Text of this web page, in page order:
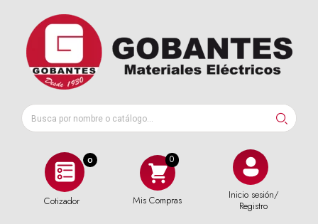
0
Cotizador Mis Compras
Inicio sesión/
Registro